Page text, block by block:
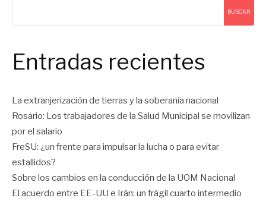
BUSCAR
Entradas recientes
La extranjerización de tierras y la soberanía nacional
Rosario: Los trabajadores de la Salud Municipal se movilizan
por el salario
FreSU: ¿un frente para impulsar la lucha o para evitar
estallidos?
Sobre los cambios en la conducción de la UOM Nacional
El acuerdo entre EE-UU e Irán: un frágil cuarto intermedio